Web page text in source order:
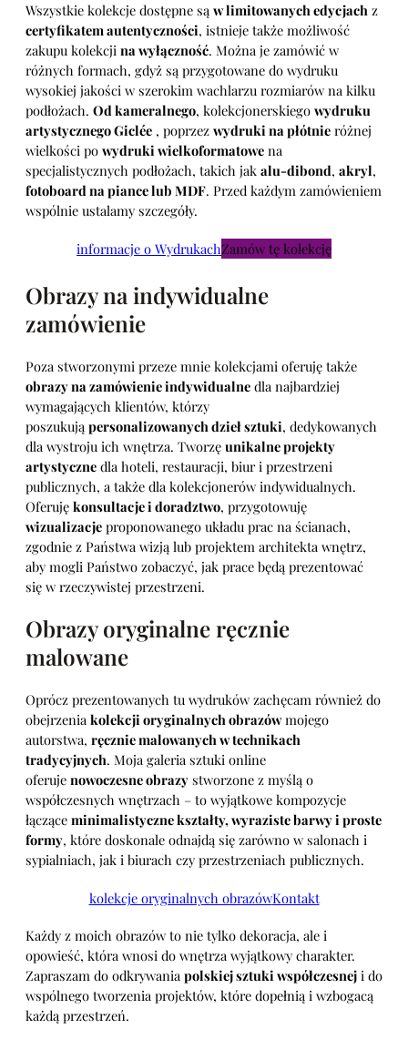
Wszystkie kolekcje dostępne są w limitowanych edycjach z
certyfikatem autentyczności, istnieje także możliwość
zakupu kolekcji na wyłączność. Można je zamówić w
różnych formach, gdyż są przygotowane do wydruku
wysokiej jakości w szerokim wachlarzu rozmiarów na kilku
podłożach. Od kameralnego, kolekcjonerskiego wydruku
artystycznego Giclée , poprzez wydruki na płótnie różnej
wielkości po wydruki wielkoformatowe na
specjalistycznych podłożach, takich jak alu-dibond, akryl,
fotoboard na piance lub MDF. Przed każdym zamówieniem
wspólnie ustalamy szczegóły.
informacje o WydrukachZamów tę kolekcję
Obrazy na indywidualne
zamówienie
Poza stworzonymi przeze mnie kolekcjami oferuję także
obrazy na zamówienie indywidualne dla najbardziej
wymagających klientów, którzy
poszukują personalizowanych dzieł sztuki, dedykowanych
dla wystroju ich wnętrza. Tworzę unikalne projekty
artystyczne dla hoteli, restauracji, biur i przestrzeni
publicznych, a także dla kolekcjonerów indywidualnych.
Oferuję konsultacje i doradztwo, przygotowuję
wizualizacje proponowanego układu prac na ścianach,
zgodnie z Państwa wizją lub projektem architekta wnętrz,
aby mogli Państwo zobaczyć, jak prace będą prezentować
się w rzeczywistej przestrzeni.
Obrazy oryginalne ręcznie
malowane
Oprócz prezentowanych tu wydruków zachęcam również do
obejrzenia kolekcji oryginalnych obrazówmojego
autorstwa, ręcznie malowanych w technikach
tradycyjnych. Moja galeria sztuki online
oferuje nowoczesne obrazy stworzone z myślą o
współczesnych wnętrzach – to wyjątkowe kompozycje
łączące minimalistyczne kształty, wyraziste barwy i proste
formy, które doskonale odnajdą się zarówno w salonach i
sypialniach, jak i biurach czy przestrzeniach publicznych.
kolekcje oryginalnych obrazówKontakt
Każdy z moich obrazów to nie tylko dekoracja, ale i
opowieść, która wnosi do wnętrza wyjątkowy charakter.
Zapraszam do odkrywania polskiej sztuki współczesnej i do
wspólnego tworzenia projektów, które dopełnią i wzbogacą
każdą przestrzeń.